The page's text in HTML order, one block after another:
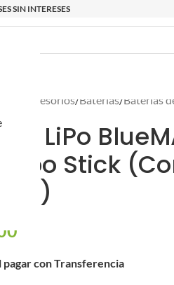
SIN INTERESES
y Accesorios/Baterías/Baterías
LiPo
tipo Stick
pagar con Transferencia